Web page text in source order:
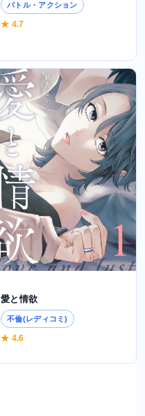
バトル・アクション
★ 4.7
愛と情欲
不倫(レディコミ)
★ 4.6